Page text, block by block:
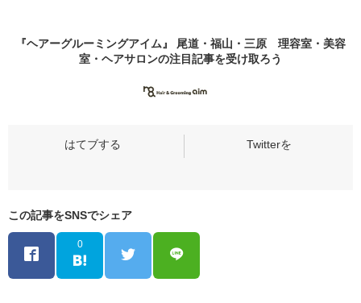
『ヘアーグルーミングアイム』 尾道・福山・三原 理容室・美容
室・ヘアサロンの注目記事を受け取ろう
この記事をSNSでシェア
0